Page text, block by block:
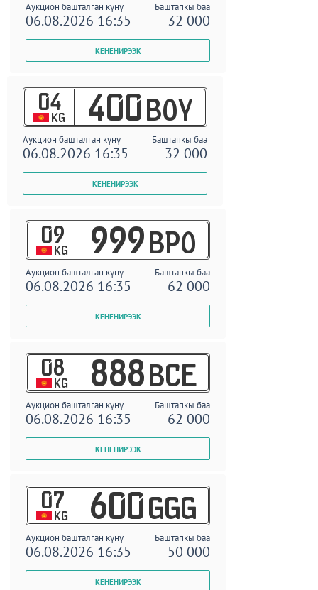
Аукцион башталган күнү Баштапкы баа
06.08.2026 16:35 32 000
04
KG 400 BOY
Аукцион башталган күнү Баштапкы баа
06.08.2026 16:35 32 000
09
KG 999 BPO
Аукцион башталган күнү Баштапкы баа
06.08.2026 16:35 62 000
08
KG 888 BCE
Аукцион башталган күнү Баштапкы баа
06.08.2026 16:35 62 000
07
KG 600 GGG
Аукцион башталган күнү Баштапкы баа
06.08.2026 16:35 50 000